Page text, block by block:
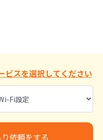
ビスを選択してください
依頼をする